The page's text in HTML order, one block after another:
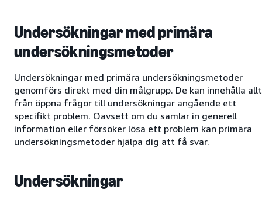
Undersökningar med primära
undersökningsmetoder
Undersökningar med primära undersökningsmetoder
genomförs direkt med din målgrupp. De kan innehålla allt
från öppna frågor till undersökningar angående ett
specifikt problem. Oavsett om du samlar in generell
information eller försöker lösa ett problem kan primära
undersökningsmetoder hjälpa dig att få svar.
Undersökningar